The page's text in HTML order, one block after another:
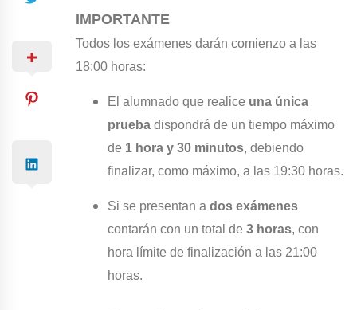
IMPORTANTE
Todos los exámenes darán comienzo a las
18:00 horas:
El alumnado que realice una única
prueba dispondrá de un tiempo máximo
de 1 hora y 30 minutos, debiendo
finalizar, como máximo, a las 19:30 horas.
Si se presentan a dos exámenes
contarán con un total de 3 horas, con
hora límite de finalización a las 21:00
horas.